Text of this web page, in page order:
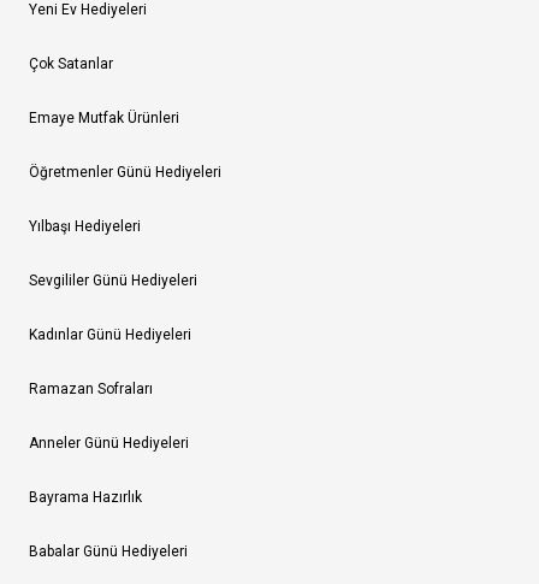
Yeni Ev Hediyeleri
Çok Satanlar
Emaye Mutfak Ürünleri
Öğretmenler Günü Hediyeleri
Yılbaşı Hediyeleri
Sevgililer Günü Hediyeleri
Kadınlar Günü Hediyeleri
Ramazan Sofraları
Anneler Günü Hediyeleri
Bayrama Hazırlık
Babalar Günü Hediyeleri